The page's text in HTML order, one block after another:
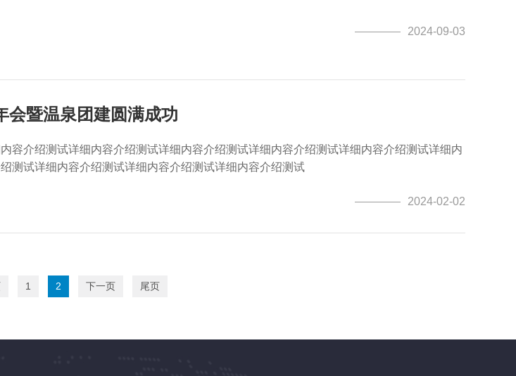
2024-09-03
会暨温泉团建圆满成功
容介绍测试详细内容介绍测试详细内容介绍测试详细内容介绍测试详细内容介绍测试详细内
测试详细内容介绍测试详细内容介绍测试详细内容介绍测试
2024-02-02
1 2 下一页 尾页